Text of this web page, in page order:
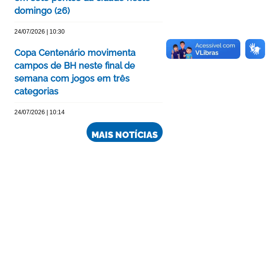
domingo (26)
24/07/2026 | 10:30
Copa Centenário movimenta
campos de BH neste final de
semana com jogos em três
categorias
24/07/2026 | 10:14
MAIS NOTÍCIAS